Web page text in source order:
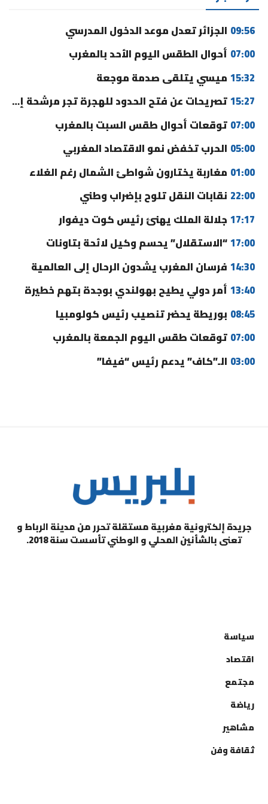
09:56 الجزائر تعدل موعد الدخول المدرسي
07:00 أحوال الطقس اليوم الأحد بالمغرب
15:32 ميسي يتلقى صدمة موجعة
15:27تصريحات عن فتح الحدود للهجرة تجر مرشحة إلى القضاء
07:00 توقعات أحوال طقس السبت بالمغرب
05:00 الحرب تخفض نمو الاقتصاد المغربي
01:00 مغاربة يختارون شواطئ الشمال رغم الغلاء
22:00 نقابات النقل تلوح بإضراب وطني
17:17 جلالة الملك يهنئ رئيس كوت ديفوار
17:00“الاستقلال” يحسم وكيل لائحة بتاونات
14:30 فرسان المغرب يشدون الرحال إلى العالمية
13:40 أمر دولي يطيح بهولندي بوجدة بتهم خطيرة
08:45 بوريطة يحضر تنصيب رئيس كولومبيا
07:00 توقعات طقس اليوم الجمعة بالمغرب
03:00 الـ”كاف” يدعم رئيس “فيفا”
جريدة إلكترونية مغربية مستقلة تحرر من مدينة الرباط و
تعنى بالشأنين المحلي و الوطني تأسست سنة 2018.
سياسة
اقتصاد
مجتمع
رياضة
مشاهير
ثقافة وفن